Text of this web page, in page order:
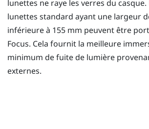
lunettes ne raye les verres du
lunettes standard ayant une largeur
inférieure à 155 mm peuvent être
Focus. Cela fournit la meilleure
minimum de fuite de lumière
externes.